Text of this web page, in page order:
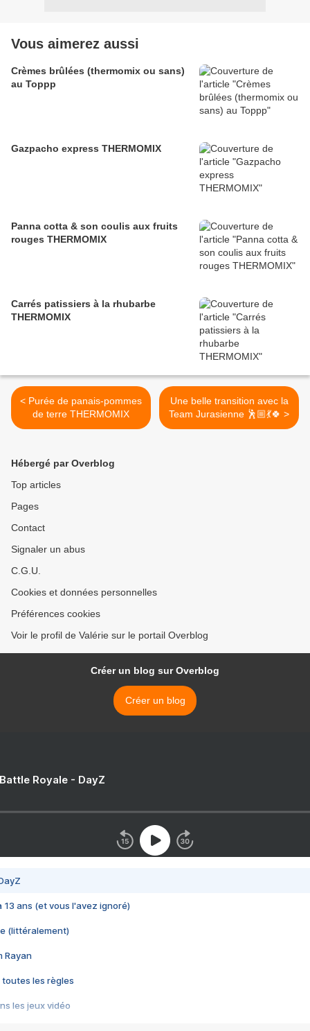
Vous aimerez aussi
Crèmes brûlées (thermomix ou sans)
au Toppp
Gazpacho express THERMOMIX
Panna cotta & son coulis aux fruits
rouges THERMOMIX
Carrés patissiers à la rhubarbe
THERMOMIX
< Purée de panais-pommes
de terre THERMOMIX
Une belle transition avec la
Team Jurasienne 🕺🏼💃🍀 >
Hébergé par Overblog
Top articles
Pages
Contact
Signaler un abus
C.G.U.
Cookies et données personnelles
Préférences cookies
Voir le profil de Valérie sur le portail Overblog
Créer un blog sur Overblog
Créer un blog
Royale - DayZ
13 ans (et vous l'avez ignoré)
(littéralement)
Rayan
toutes les règles
les jeux vidéo